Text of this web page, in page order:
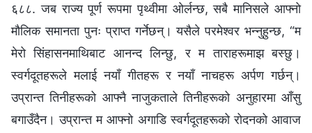
६८८. जब राज्य पूर्ण रूपमा पृथ्वीमा ओर्लन्छ, सबै मानिसले आफ्नो
मौलिक समानता पुनः प्राप्त गर्नेछन्। यसैले परमेश्‍वर भन्‍नुहुन्छ, “म
मेरो सिंहासनमाथिबाट आनन्द लिन्छु, र म ताराहरूमाझ बस्छु।
स्वर्गदूतहरूले मलाई नयाँ गीतहरू र नयाँ नाचहरू अर्पण गर्छन्।
उप्रान्त तिनीहरूको आफ्नै नाजुकताले तिनीहरूको अनुहारमा आँसु
बगाउँदैन। उप्रान्त म आफ्नो अगाडि स्वर्गदूतहरूको रोदनको आवाज